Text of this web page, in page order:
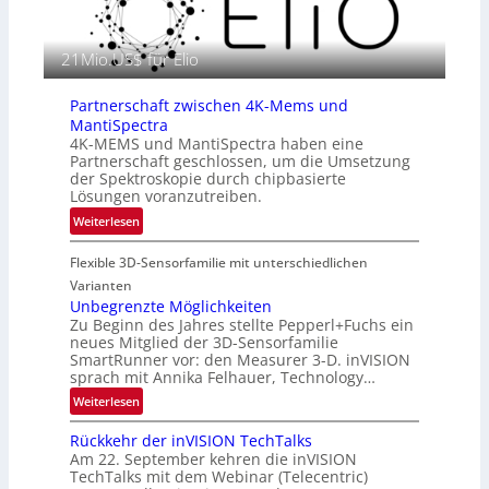
a
f
i
e
n
L
u
f
t
u
a
u
m
f
a
h
r
t
t
n
E
M
E
A
-
R
e
g
i
o
n
21Mio.US$ für Elio
Partnerschaft zwischen 4K-Mems und
MantiSpectra
4K-MEMS und MantiSpectra haben eine
Partnerschaft geschlossen, um die Umsetzung
der Spektroskopie durch chipbasierte
Lösungen voranzutreiben.
Weiterlesen:
P
a
t
n
e
r
s
c
h
a
f
Flexible 3D-Sensorfamilie mit unterschiedlichen
Varianten
Unbegrenzte Möglichkeiten
Zu Beginn des Jahres stellte Pepperl+Fuchs ein
neues Mitglied der 3D-Sensorfamilie
SmartRunner vor: den Measurer 3-D. inVISION
sprach mit Annika Felhauer, Technology…
Weiterlesen:
U
n
b
e
Rückkehr der inVISION TechTalks
Am 22. September kehren die inVISION
TechTalks mit dem Webinar (Telecentric)